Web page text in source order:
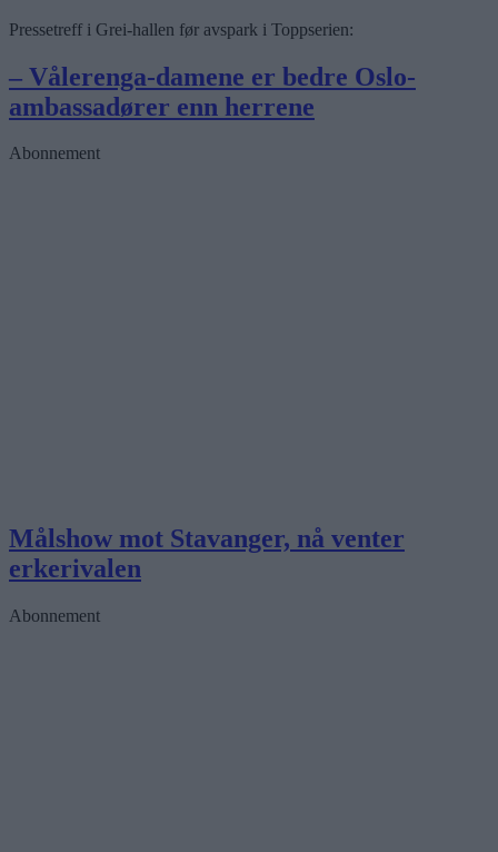
Pressetreff i Grei-hallen før avspark i Toppserien:
– Vålerenga-damene er bedre Oslo-
ambassadører enn herrene
Abonnement
Målshow mot Stavanger, nå venter
erkerivalen
Abonnement